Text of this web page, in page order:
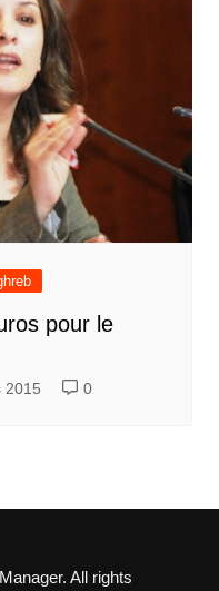
pour le
2015 0
All rights